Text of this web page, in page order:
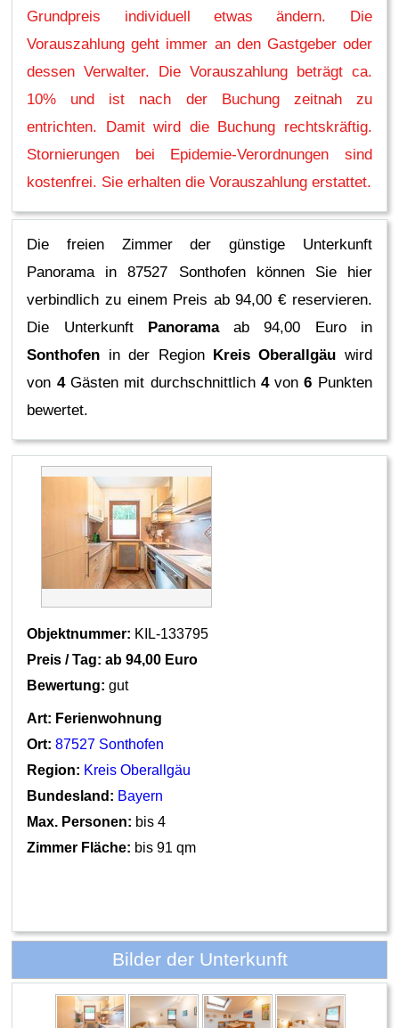
Grundpreis individuell etwas ändern. Die
Vorauszahlung geht immer an den Gastgeber oder
dessen Verwalter. Die Vorauszahlung beträgt ca.
10% und ist nach der Buchung zeitnah zu
entrichten. Damit wird die Buchung rechtskräftig.
Stornierungen bei Epidemie-Verordnungen sind
kostenfrei. Sie erhalten die Vorauszahlung erstattet.
Die freien Zimmer der günstige Unterkunft
Panorama in 87527 Sonthofen können Sie hier
verbindlich zu einem Preis ab 94,00 € reservieren.
Die Unterkunft Panoramaab 94,00 Euro in
Sonthofen in der Region Kreis Oberallgäu wird
von 4Gästen mit durchschnittlich 4von6 Punkten
bewertet.
Objektnummer: KIL-133795
Preis / Tag: ab 94,00 Euro
Bewertung: gut
Art: Ferienwohnung
Ort: 87527 Sonthofen
Region: Kreis Oberallgäu
Bundesland: Bayern
Max. Personen: bis 4
Zimmer Fläche: bis 91 qm
Bilder der Unterkunft